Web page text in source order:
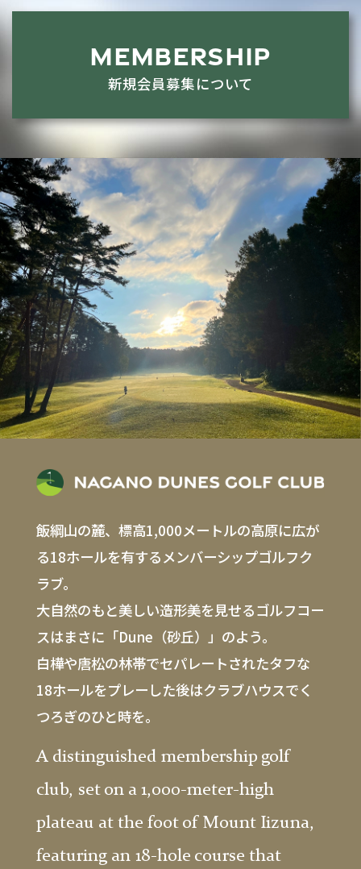
MEMBERSHIP
新規会員募集について
飯綱山の麓、標高1,000メートルの高原に広が
る18ホールを有するメンバーシップゴルフク
ラブ。
大自然のもと美しい造形美を見せるゴルフコー
スはまさに「Dune（砂丘）」のよう。
白樺や唐松の林帯でセパレートされたタフな
18ホールをプレーした後はクラブハウスでく
つろぎのひと時を。
A distinguished membership golf
club, set on a 1,000-meter-high
plateau at the foot of Mount Iizuna,
featuring an 18-hole course that